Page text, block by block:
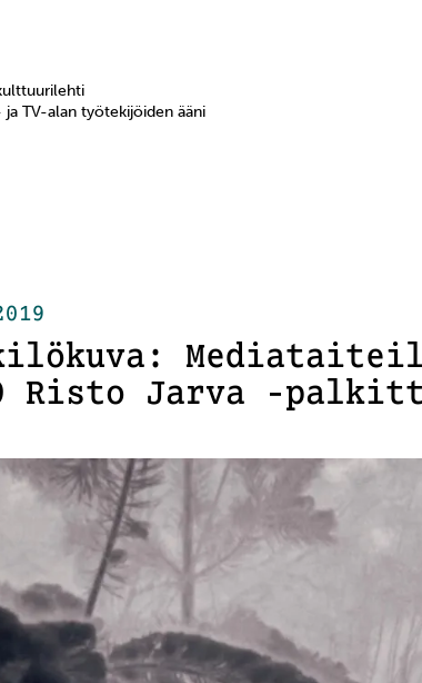
TV-alan työtekijöiden ääni
Risto Jarva -